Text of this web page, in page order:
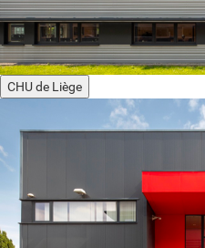
CHU de Liège